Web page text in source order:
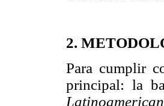
2.
Para cumplir
principal: la